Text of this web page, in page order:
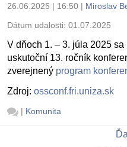
26.06.2025 | 16:50 | Miroslav
Dátum udalosti: 01.07.2025
V dňoch 1. – 3. júla 2025
uskutoční 13. ročník
zverejnený program
Zdroj: ossconf.fri.uniza.sk
| Komunita